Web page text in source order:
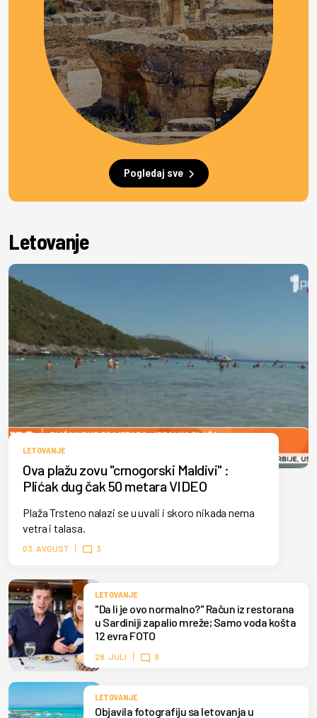
Pogledaj sve
Letovanje
LETOVANJE
Ova plažu zovu "crnogorski Maldivi" :
Plićak dug čak 50 metara VIDEO
Plaža Trsteno nalazi se u uvali i skoro nikada nema
vetra i talasa.
03. AVGUST 3
LETOVANJE
"Da li je ovo normalno?" Račun iz restorana
u Sardiniji zapalio mreže; Samo voda košta
12 evra FOTO
28. JULI 9
LETOVANJE
Objavila fotografiju sa letovanja u